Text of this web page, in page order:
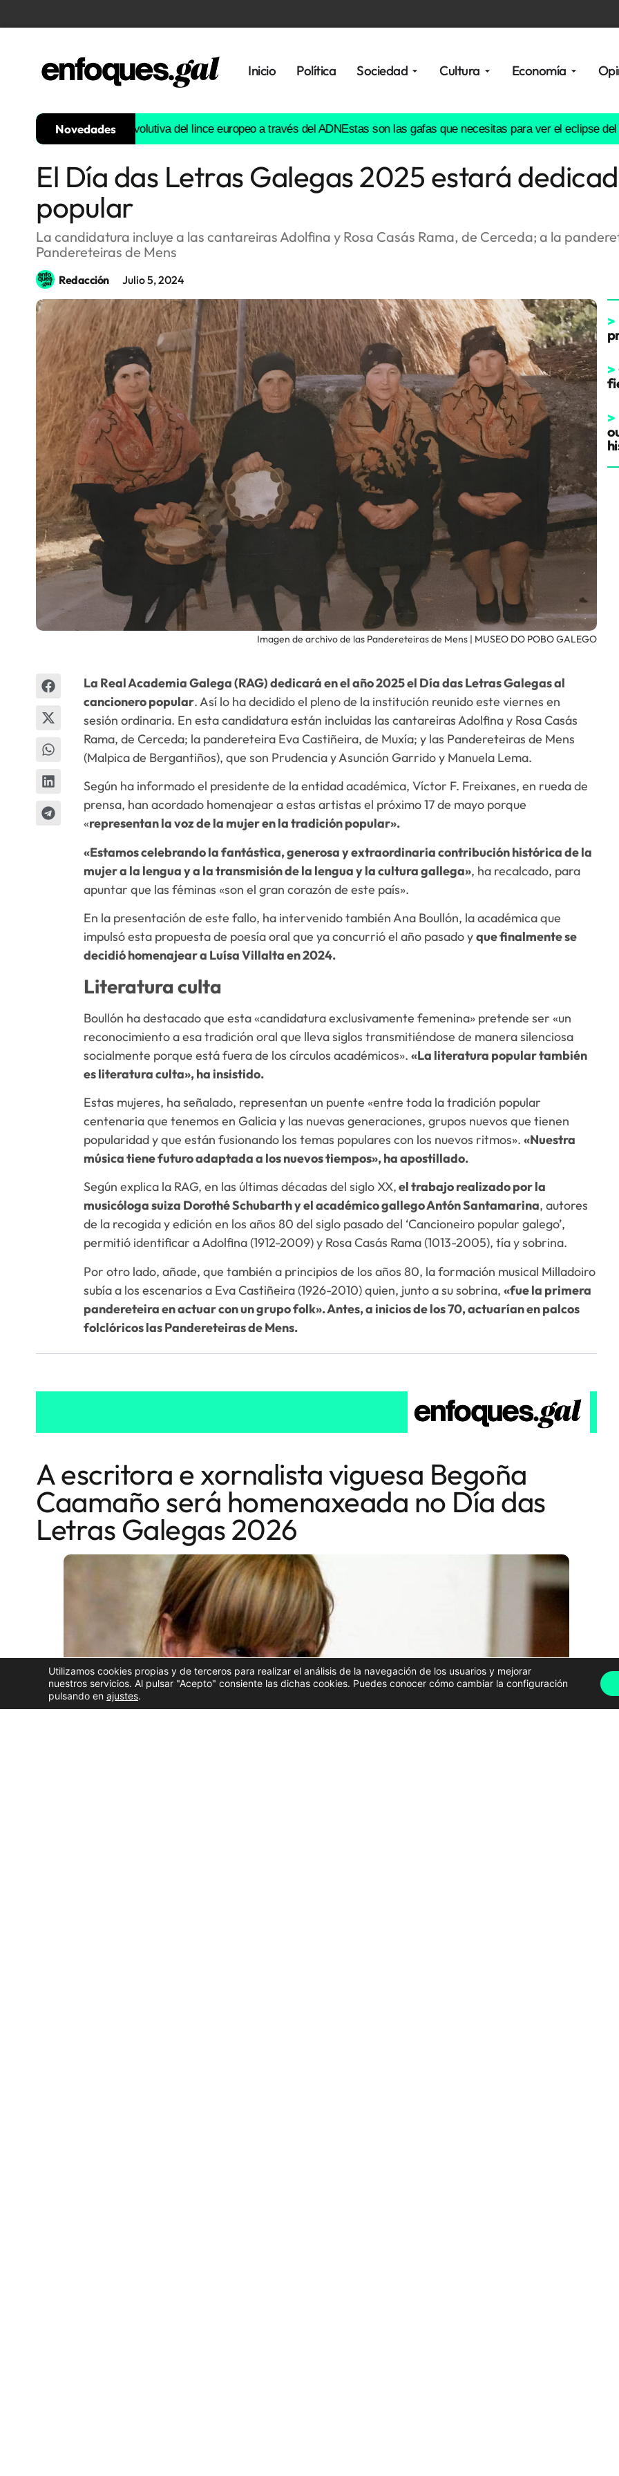
Inicio Política Sociedad Cultura Economía
Tendencias
Memoria
Histórica
Gastronomía
Escenarios
Sostenibilidad
Innova
Novedades
la historia evolutiva del lince europeo a través del ADNEstas son las gafas que necesitas para ver el eclipse del 12
El Día das Letras Galegas 2025 estará
popular
La candidatura incluye a las cantareiras Adolfina y Rosa Casás Rama, de Cerceda; a la
Pandereteiras de Mens
Redacción Julio 5, 2024
Imagen de archivo de las Pandereteiras de Mens | MUSEO DO POBO GALEGO
La Real Academia Galega (RAG) dedicará en el año 2025 el Día das Letras Galegas al
cancionero popular. Así lo ha decidido el pleno de la institución reunido este viernes en
sesión ordinaria. En esta candidatura están incluidas las cantareiras Adolfina y Rosa Casás
Rama, de Cerceda; la pandereteira Eva Castiñeira, de Muxía; y las Pandereteiras de Mens
(Malpica de Bergantiños), que son Prudencia y Asunción Garrido y Manuela Lema.
Según ha informado el presidente de la entidad académica, Víctor F. Freixanes, en rueda de
prensa, han acordado homenajear a estas artistas el próximo 17 de mayo porque
«representan la voz de la mujer en la tradición popular».
«Estamos celebrando la fantástica, generosa y extraordinaria contribución histórica de la
mujer a la lengua y a la transmisión de la lengua y la cultura gallega», ha recalcado, para
apuntar que las féminas «son el gran corazón de este país».
En la presentación de este fallo, ha intervenido también Ana Boullón, la académica que
impulsó esta propuesta de poesía oral que ya concurrió el año pasado yque finalmente se
decidió homenajear a Luísa Villalta en 2024.
Literatura culta
Boullón ha destacado que esta «candidatura exclusivamente femenina» pretende ser «un
reconocimiento a esa tradición oral que lleva siglos transmitiéndose de manera silenciosa
socialmente porque está fuera de los círculos académicos». «La literatura popular también
es literatura culta», ha insistido.
Estas mujeres, ha señalado, representan un puente «entre toda la tradición popular
centenaria que tenemos en Galicia y las nuevas generaciones, grupos nuevos que tienen
popularidad y que están fusionando los temas populares con los nuevos ritmos». «Nuestra
música tiene futuro adaptada a los nuevos tiempos», ha apostillado.
Según explica la RAG, en las últimas décadas del siglo XX,el trabajo realizado por la
musicóloga suiza Dorothé Schubarth y el académico gallego Antón Santamarina, autores
de la recogida y edición en los años 80 del siglo pasado del ‘Cancioneiro popular galego’,
permitió identificar a Adolfina (1912-2009) y Rosa Casás Rama (1013-2005), tía y sobrina.
Por otro lado, añade, que también a principios de los años 80, la formación musical Milladoiro
subía a los escenarios a Eva Castiñeira (1926-2010) quien, junto a su sobrina, «fue la primera
pandereteira en actuar con un grupo folk». Antes, a inicios de los 70, actuarían en palcos
folclóricos las Pandereteiras de Mens.
A escritora e xornalista viguesa Begoña
Caamaño será homenaxeada no Día das
Letras Galegas 2026
>
>
>
Utilizamos cookies propias y de terceros para realizar el análisis de la navegación de los usuarios y mejorar
nuestros servicios. Al pulsar "Acepto" consiente las dichas cookies. Puedes conocer cómo cambiar la configuración
pulsando en ajustes.